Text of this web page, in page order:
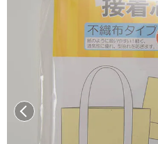
前へ